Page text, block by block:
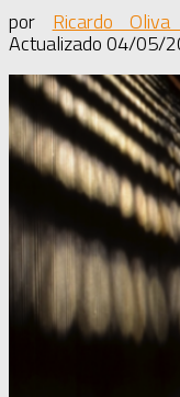
por Ricardo
Actualizado04/05/